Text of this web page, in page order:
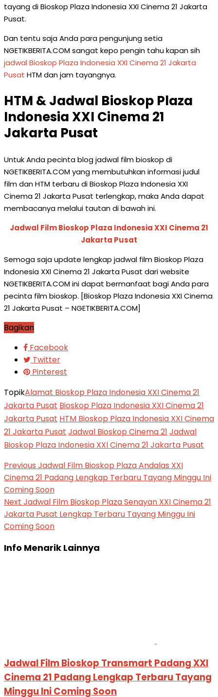
tayang di Bioskop Plaza Indonesia XXI Cinema 21 Jakarta
Pusat.
Dan tentu saja Anda para pengunjung setia
NGETIKBERITA.COM sangat kepo pengin tahu kapan sih
jadwal Bioskop Plaza Indonesia XXI Cinema 21 Jakarta
Pusat HTM dan jam tayangnya.
HTM & Jadwal Bioskop Plaza
Indonesia XXI Cinema 21
Jakarta Pusat
Untuk Anda pecinta blog jadwal film bioskop di
NGETIKBERITA.COM yang membutuhkan informasi judul
film dan HTM terbaru di Bioskop Plaza Indonesia XXI
Cinema 21 Jakarta Pusat terlengkap, maka Anda dapat
membacanya melalui tautan di bawah ini.
Jadwal Film Bioskop Plaza Indonesia XXI Cinema 21
Jakarta Pusat
Semoga saja update lengkap jadwal film Bioskop Plaza
Indonesia XXI Cinema 21 Jakarta Pusat dari website
NGETIKBERITA.COM ini dapat bermanfaat bagi Anda para
pecinta film bioskop. [Bioskop Plaza Indonesia XXI Cinema
21 Jakarta Pusat – NGETIKBERITA.COM]
Bagikan
Facebook
Twitter
Pinterest
TopikAlamat Bioskop Plaza Indonesia XXI Cinema 21
Jakarta Pusat Bioskop Plaza Indonesia XXI Cinema 21
Jakarta Pusat HTM Bioskop Plaza Indonesia XXI Cinema
21 Jakarta Pusat Jadwal Bioskop Cinema 21 Jadwal
Bioskop Plaza Indonesia XXI Cinema 21 Jakarta Pusat
Previous Jadwal Film Bioskop Plaza Andalas XXI
Cinema 21 Padang Lengkap Terbaru Tayang Minggu Ini
Coming Soon
Next Jadwal Film Bioskop Plaza Senayan XXI Cinema 21
Jakarta Pusat Lengkap Terbaru Tayang Minggu Ini
Coming Soon
Info Menarik Lainnya
Jadwal Film Bioskop Transmart Padang XXI
Cinema 21 Padang Lengkap Terbaru Tayang
Minggu Ini Coming Soon